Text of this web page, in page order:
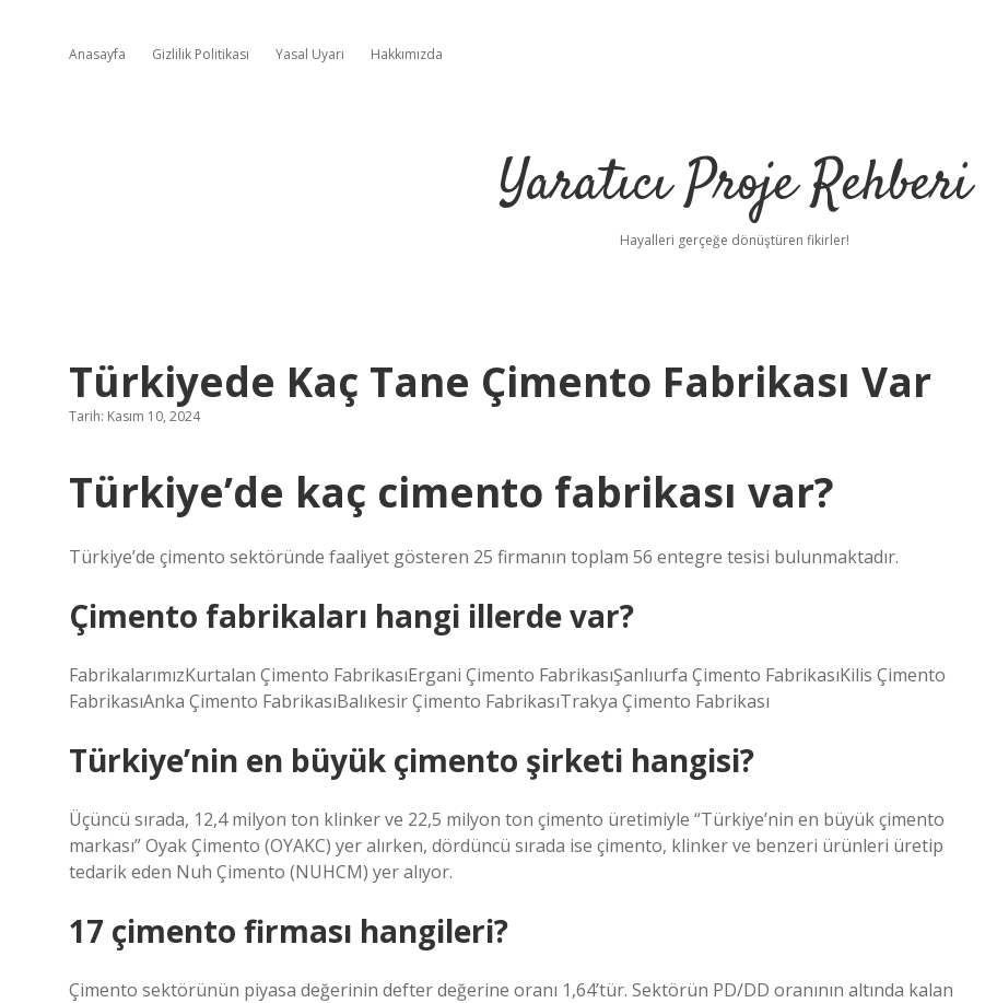
Anasayfa Gizlilik Politikası Yasal Uyarı Hakkımızda
Yaratıcı Proje Rehberi
Hayalleri gerçeğe dönüştüren fikirler!
Türkiyede Kaç Tane Çimento Fabrikası Var
Tarih: Kasım 10, 2024
Türkiye’de kaç cimento fabrikası var?
Türkiye’de çimento sektöründe faaliyet gösteren 25 firmanın toplam 56 entegre tesisi bulunmaktadır.
Çimento fabrikaları hangi illerde var?
FabrikalarımızKurtalan Çimento FabrikasıErgani Çimento FabrikasıŞanlıurfa Çimento FabrikasıKilis Çimento
FabrikasıAnka Çimento FabrikasıBalıkesir Çimento FabrikasıTrakya Çimento Fabrikası
Türkiye’nin en büyük çimento şirketi hangisi?
Üçüncü sırada, 12,4 milyon ton klinker ve 22,5 milyon ton çimento üretimiyle “Türkiye’nin en büyük çimento
markası” Oyak Çimento (OYAKC) yer alırken, dördüncü sırada ise çimento, klinker ve benzeri ürünleri üretip
tedarik eden Nuh Çimento (NUHCM) yer alıyor.
17 çimento firması hangileri?
Çimento sektörünün piyasa değerinin defter değerine oranı 1,64’tür. Sektörün PD/DD oranının altında kalan